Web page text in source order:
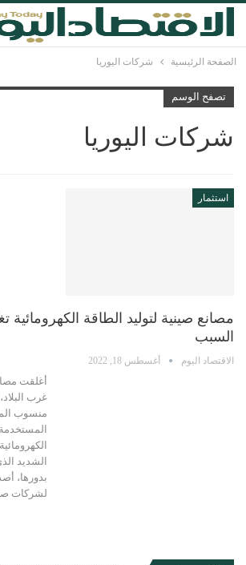
الصفحة الرئيسية شركات اليوريا
تصفح الوسم
شركات اليوريا
استثمار
مصانع صينية لتوليد الطاقة الكهرومائية
السبب
الاقتصاد اليوم أغسطس 18, 2022
أغلقت
غرب
منسوب
الشديد
بدورها،
لشركات